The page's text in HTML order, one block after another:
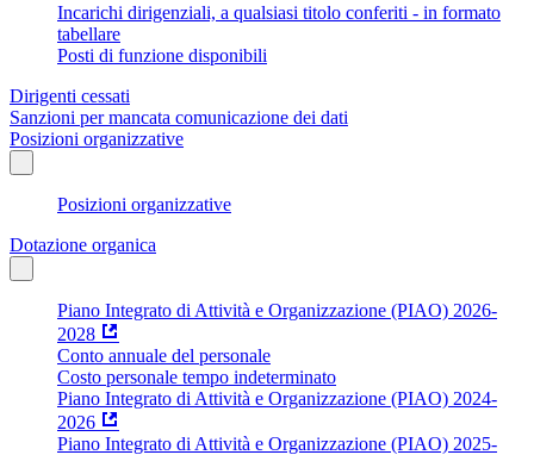
Incarichi dirigenziali, a qualsiasi titolo conferiti - in formato
tabellare
Posti di funzione disponibili
Dirigenti cessati
Sanzioni per mancata comunicazione dei dati
Posizioni organizzative
Posizioni organizzative
Dotazione organica
Piano Integrato di Attività e Organizzazione (PIAO) 2026-
2028
Conto annuale del personale
Costo personale tempo indeterminato
Piano Integrato di Attività e Organizzazione (PIAO) 2024-
2026
Piano Integrato di Attività e Organizzazione (PIAO) 2025-